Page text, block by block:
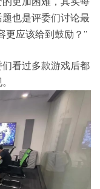
也是评委们讨论最
更应该给到鼓励？”
看过多款游戏后都